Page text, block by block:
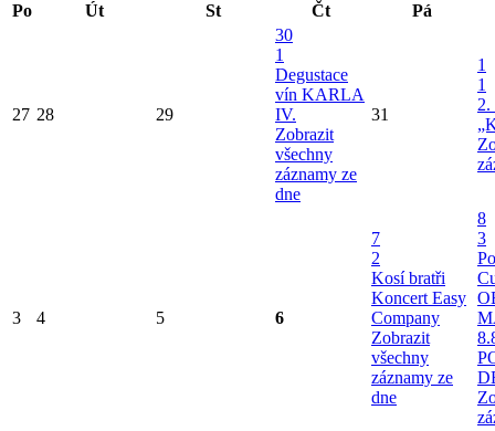
Po
Út St Čt Pá
27 28 29
30
1
Degustace
vín KARLA
IV.
Zobrazit
všechny
záznamy ze
dne
31
1
1
2.
3 4 5 6
7
2
Kosí bratři
Koncert Easy
Company
Zobrazit
všechny
záznamy ze
dne
8
3